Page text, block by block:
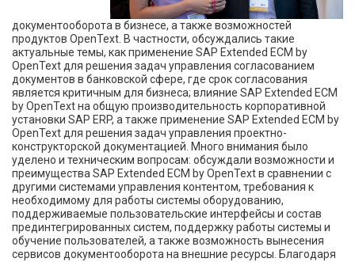
документооборота в бизнесе, а также возможностей
продуктов OpenText. В частности, обсуждались такие
актуальные темы, как применение SAP Extended ECM by
OpenText для решения задач управления согласованием
документов в банковской сфере, где срок согласования
является критичным для бизнеса; влияние SAP Extended ECM
by OpenText на общую производительность корпоративной
установки SAP ERP, а также применение SAP Extended ECM by
OpenText для решения задач управления проектно-
конструкторской документацией. Много внимания было
уделено и техническим вопросам: обсуждали возможности и
преимущества SAP Extended ECM by OpenText в сравнении с
другими системами управления контентом, требования к
необходимому для работы системы оборудованию,
поддерживаемые пользовательские интерфейсы и состав
прединтегрированных систем, поддержку работы системы и
обучение пользователей, а также возможность вынесения
сервисов документооборота на внешние ресурсы. Благодаря